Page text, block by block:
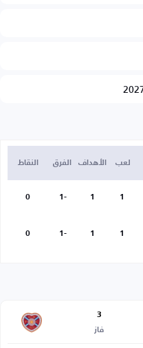
لعب الأهداف الفرق النقاط
1
1
-1
0
1
1
-1
0
3
فاز